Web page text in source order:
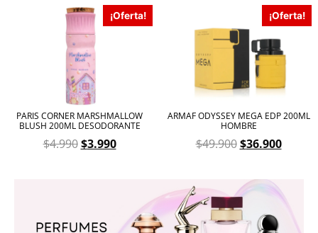
¡Oferta!
PARIS CORNER MARSHMALLOW
BLUSH 200ML DESODORANTE
$4.990 $3.990
¡Oferta!
ARMAF ODYSSEY MEGA EDP 200ML
HOMBRE
$49.900 $36.900